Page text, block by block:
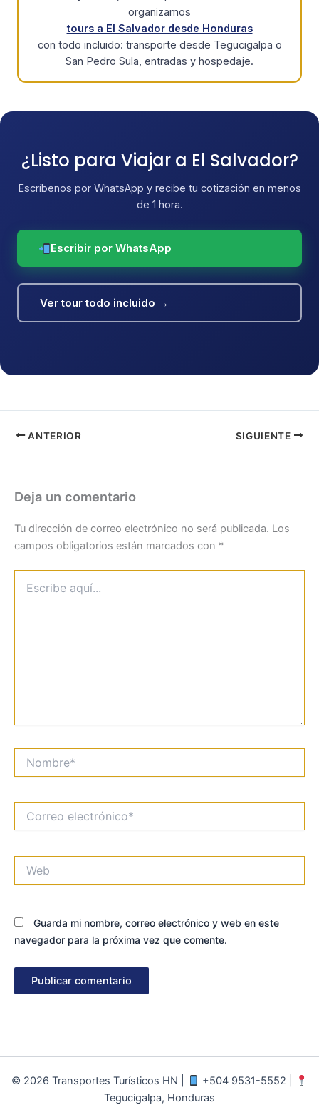
organizamos
tours a El Salvador desde Honduras
con todo incluido: transporte desde Tegucigalpa o
San Pedro Sula, entradas y hospedaje.
¿Listo para Viajar a El Salvador?
Escríbenos por WhatsApp y recibe tu cotización en menos
de 1 hora.
Escribir por WhatsApp
Ver tour todo incluido →
ANTERIOR SIGUIENTE
Deja un comentario
Tu dirección de correo electrónico no será publicada. Los
campos obligatorios están marcados con *
aquí...
electrónico*
Guarda mi nombre, correo electrónico y web en este
navegador para la próxima vez que comente.
© 2026 Transportes Turísticos HN |
+504 9531-5552 |
Tegucigalpa, Honduras